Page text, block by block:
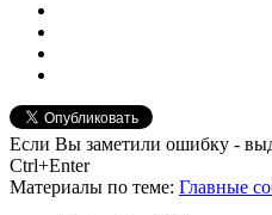
Если Вы заметили ошибку -
Ctrl+Enter
Материалы по теме: Главные